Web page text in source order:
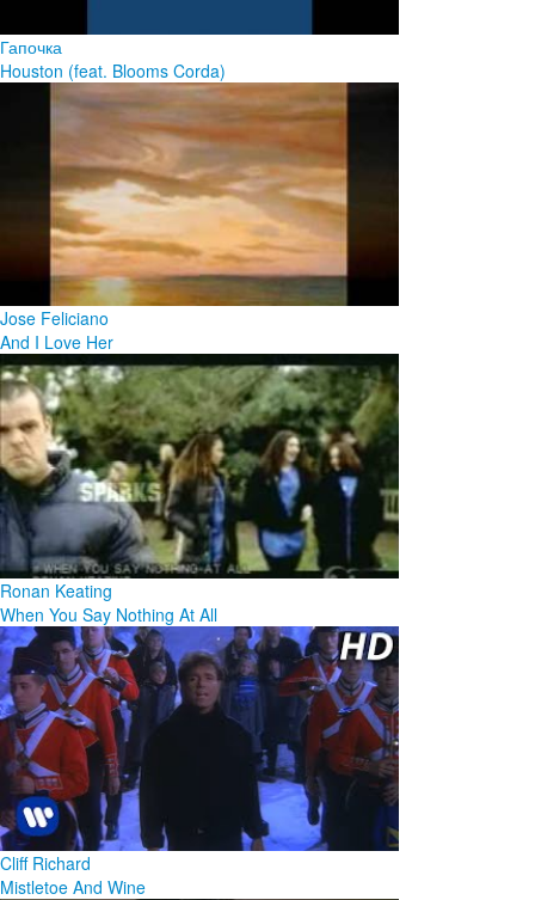
Гапочка
Houston (feat. Blooms Corda)
Jose Feliciano
And I Love Her
Ronan Keating
When You Say Nothing At All
Cliff Richard
Mistletoe And Wine